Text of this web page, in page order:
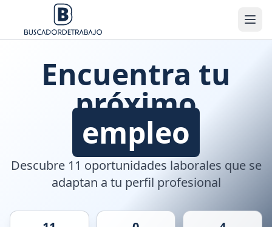
Encuentra tu
próximo
empleo
Descubre 11 oportunidades laborales que se
adaptan a tu perfil profesional